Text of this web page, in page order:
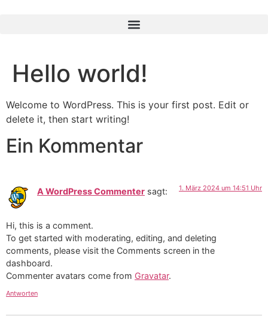
Hello world!
Welcome to WordPress. This is your first post. Edit or
delete it, then start writing!
Ein Kommentar
A WordPress Commenter sagt: 1. März 2024 um 14:51 Uhr
Hi, this is a comment.
To get started with moderating, editing, and deleting
comments, please visit the Comments screen in the
dashboard.
Commenter avatars come from Gravatar.
Antworten